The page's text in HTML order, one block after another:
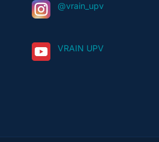
@vrain_upv
VRAIN UPV